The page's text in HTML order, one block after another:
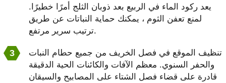
يعد ركود الماء في الربيع بعد ذوبان الثلج أمرًا خطيرًا.
لمنع تعفن الثوم ، يمكنك حماية النباتات عن طريق
ترتيب سرير مرتفع.
تنظيف الموقع في فصل الخريف من جميع حطام النبات
والحفر السنوي. معظم الآفات والكائنات الحية الدقيقة
قادرة على قضاء فصل الشتاء على المصابيح والسيقان